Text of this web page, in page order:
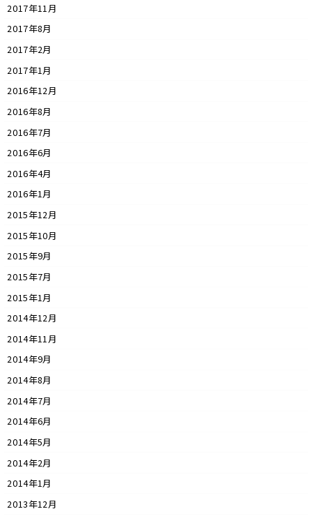
2017年11月
2017年8月
2017年2月
2017年1月
2016年12月
2016年8月
2016年7月
2016年6月
2016年4月
2016年1月
2015年12月
2015年10月
2015年9月
2015年7月
2015年1月
2014年12月
2014年11月
2014年9月
2014年8月
2014年7月
2014年6月
2014年5月
2014年2月
2014年1月
2013年12月